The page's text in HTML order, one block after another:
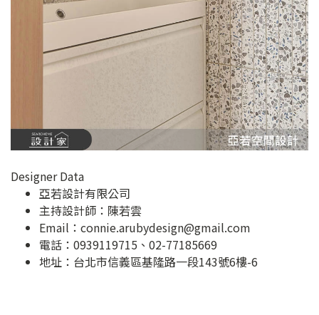
Designer Data
亞若設計有限公司
主持設計師：陳若雲
Email： connie.arubydesign@gmail.com
電話：0939119715、02-77185669
地址： 台北市信義區基隆路一段143號6樓-6